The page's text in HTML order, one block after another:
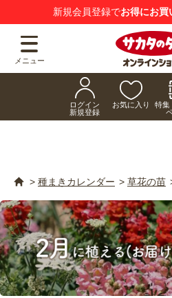
新規会員登録でお得にお買
メニュー
ログイン
新規登録
お気に入り
特集
> 種まきカレンダー > 草花の苗